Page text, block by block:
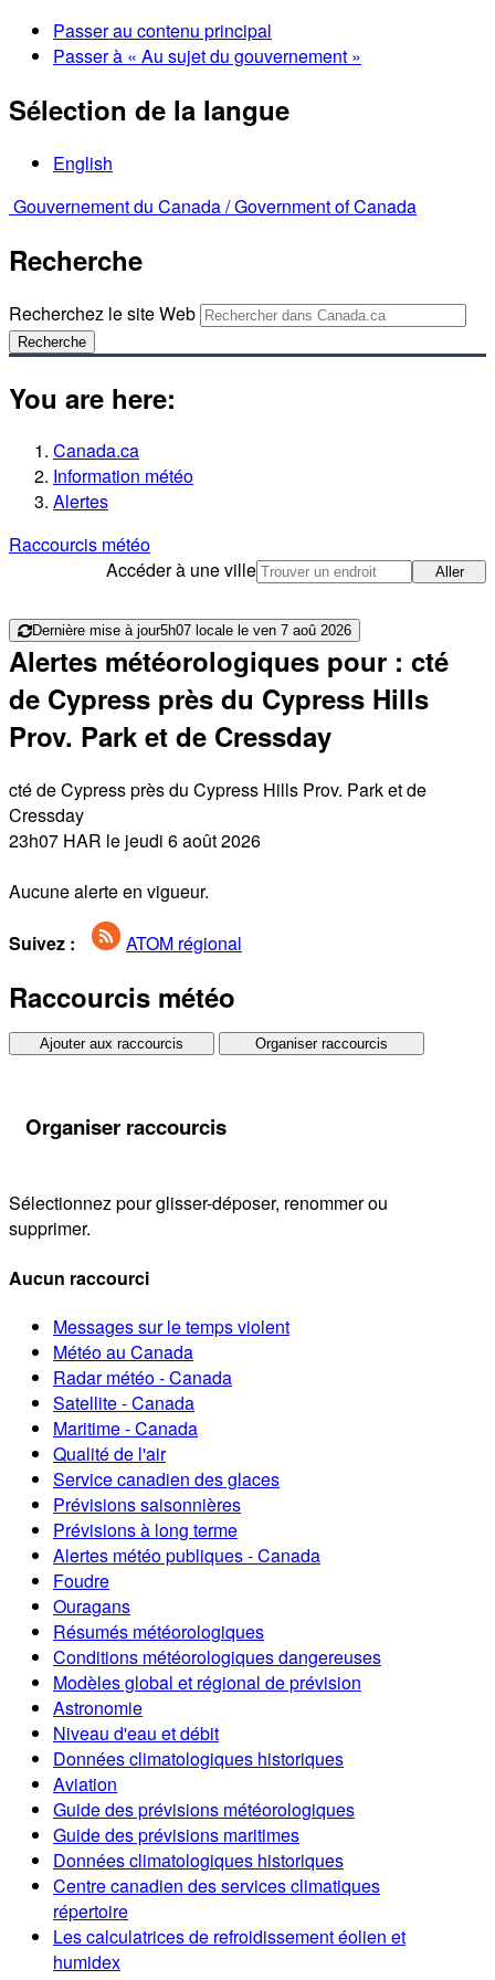
Passer au contenu principal
Passer à « Au sujet du gouvernement »
Sélection de la langue
English
Gouvernement du Canada /Government of Canada
Recherche
Recherchez le site Web
Recherche
You are here:
Canada.ca
Information météo
Alertes
Raccourcis météo
Accéder à une ville
Aller
Dernière mise à jour5h07 locale le ven 7 aoû 2026
Alertes météorologiques pour : cté
de Cypress près du Cypress Hills
Prov. Park et de Cressday
cté de Cypress près du Cypress Hills Prov. Park et de
Cressday
23h07 HAR le jeudi 6 août 2026
Aucune alerte en vigueur.
Suivez : ATOM régional
Raccourcis météo
Ajouter aux raccourcis Organiser raccourcis
Organiser raccourcis
Sélectionnez pour glisser-déposer, renommer ou
supprimer.
Aucun raccourci
Messages sur le temps violent
Météo au Canada
Radar météo - Canada
Satellite - Canada
Maritime - Canada
Qualité de l'air
Service canadien des glaces
Prévisions saisonnières
Prévisions à long terme
Alertes météo publiques - Canada
Foudre
Ouragans
Résumés météorologiques
Conditions météorologiques dangereuses
Modèles global et régional de prévision
Astronomie
Niveau d'eau et débit
Données climatologiques historiques
Aviation
Guide des prévisions météorologiques
Guide des prévisions maritimes
Données climatologiques historiques
Centre canadien des services climatiques
répertoire
Les calculatrices de refroidissement éolien et
humidex